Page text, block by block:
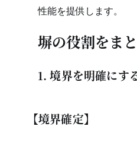
性能を提供します。
塀の役割をま
1. 境界を明確にす
【境界確定】